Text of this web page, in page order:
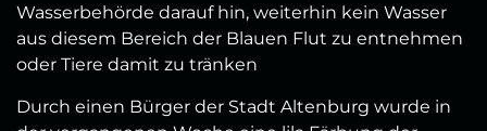
Wasserbehörde darauf hin, weiterhin kein Wasser
aus diesem Bereich der Blauen Flut zu entnehmen
oder Tiere damit zu tränken
Durch einen Bürger der Stadt Altenburg wurde in